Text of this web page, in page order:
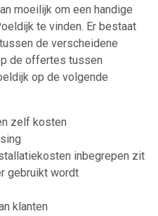
moeilijk om een handige
te vinden. Er bestaat
de verscheidene
de offertes tussen
op de volgende
zelf kosten
inbegrepen zit
gebruikt wordt
klanten